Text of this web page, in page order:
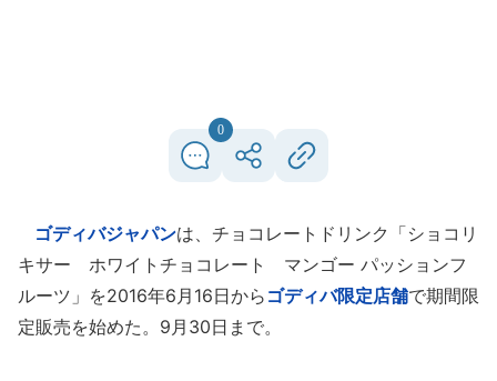
0
ゴディバジャパンは、チョコレートドリンク「ショコリ
キサー ホワイトチョコレート マンゴー パッションフ
ルーツ」を2016年6月16日から ゴディバ限定店舗で期間限
定販売を始めた。9月30日まで。